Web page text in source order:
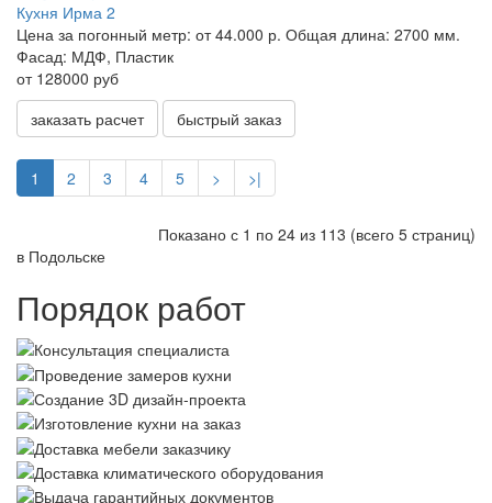
Кухня Ирма 2
Цена за погонный метр: от 44.000 р. Общая длина: 2700 мм.
Фасад: МДФ, Пластик
от 128000 руб
заказать расчет
быстрый заказ
1 2 3 4 5 > >|
Показано с 1 по 24 из 113 (всего 5 страниц)
в Подольске
Порядок работ